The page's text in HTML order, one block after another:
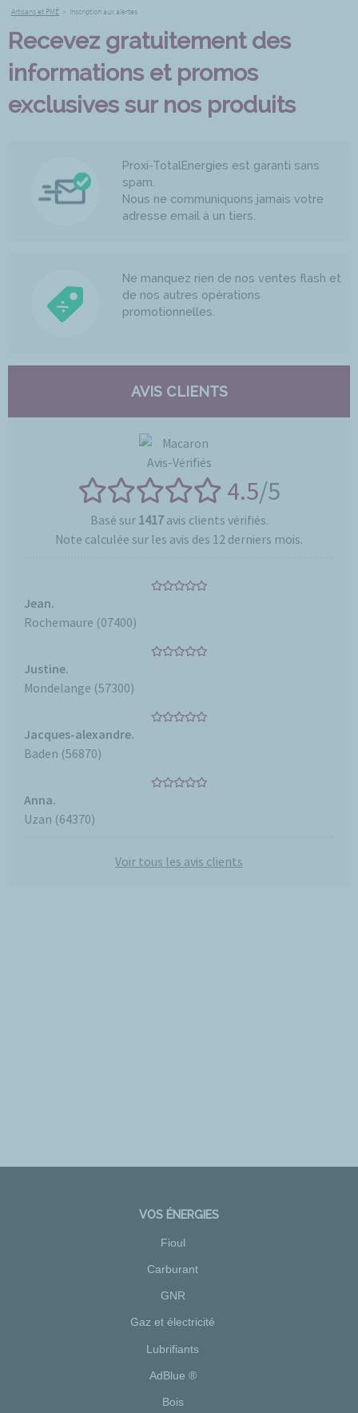
Artisans et PME > Inscription aux alertes
Recevez gratuitement des
informations et promos
exclusives sur nos produits
Proxi-TotalEnergies est garanti sans
spam.
Nous ne communiquons jamais votre
adresse email à un tiers.
Ne manquez rien de nos ventes flash et
de nos autres opérations
promotionnelles.
AVIS CLIENTS
4.5/5
Basé sur 1417avis clients vérifiés.
Note calculée sur les avis des 12 derniers mois.
Jean.
Rochemaure (07400)
Justine.
Mondelange (57300)
Jacques-alexandre.
Baden (56870)
Anna.
Uzan (64370)
Voir tous les avis clients
VOS ÉNERGIES
Fioul
Carburant
GNR
Gaz et électricité
Lubrifiants
AdBlue ®
Bois